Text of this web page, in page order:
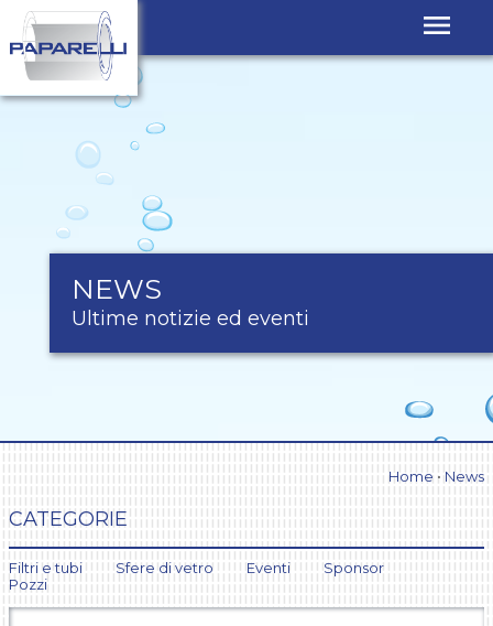
NON
SOLO
FILTRI,
MA
ANCHE
BASKET
PAPARELLI
NEWS
Ultime notizie ed eventi
Home •News
CATEGORIE
Filtri e tubi Sfere di vetro Eventi
Sponsor
Pozzi